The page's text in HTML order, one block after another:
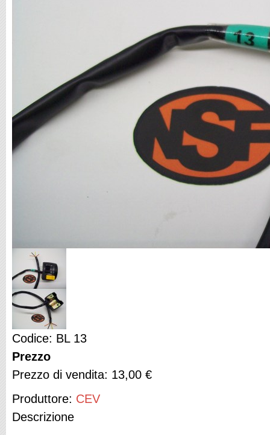
Codice: BL 13
Prezzo
Prezzo di vendita: 13,00 €
Produttore: CEV
Descrizione